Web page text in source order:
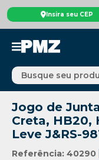
Insira seu CEP
Busque seu
Jogo de
Creta, HB20,
Leve J&RS-
Referência: 40290